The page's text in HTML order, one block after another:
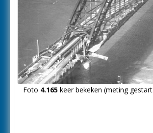
Foto 4.165keer bekeken (meting